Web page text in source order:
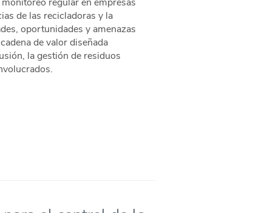
de las recicladoras y la
oportunidades y amenazas
de valor diseñada
la gestión de residuos